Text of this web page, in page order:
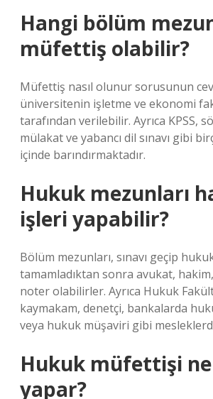
Hangi bölüm
müfettiş olabilir?
Müfettiş nasıl olunur sorusunun
üniversitenin işletme ve ekonomi
tarafından verilebilir. Ayrıca KPSS,
mülakat ve yabancı dil sınavı gibi
içinde barındırmaktadır.
Hukuk mezunları
işleri yapabilir?
Bölüm mezunları, sınavı geçip
tamamladıktan sonra avukat, hakim,
noter olabilirler. Ayrıca Hukuk
kaymakam, denetçi, bankalarda
veya hukuk müşaviri gibi
Hukuk müfettişi
yapar?